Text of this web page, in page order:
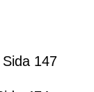
147